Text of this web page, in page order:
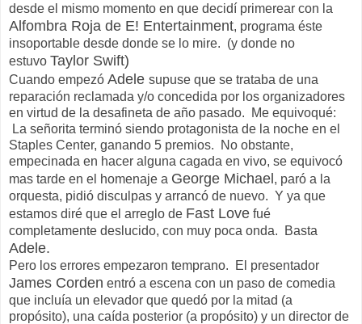
desde el mismo momento en que decidí primerear con la
Alfombra Roja de E! Entertainment, programa éste
insoportable desde donde se lo mire. (y donde no
estuvo Taylor Swift)
Cuando empezó Adele supuse que se trataba de una
reparación reclamada y/o concedida por los organizadores
en virtud de la desafineta de año pasado. Me equivoqué:
La señorita terminó siendo protagonista de la noche en el
Staples Center, ganando 5 premios. No obstante,
empecinada en hacer alguna cagada en vivo, se equivocó
mas tarde en el homenaje a George Michael, paró a la
orquesta, pidió disculpas y arrancó de nuevo. Y ya que
estamos diré que el arreglo de Fast Love fué
completamente deslucido, con muy poca onda. Basta
Adele.
Pero los errores empezaron temprano. El presentador
James Corden entró a escena con un paso de comedia
que incluía un elevador que quedó por la mitad (a
propósito), una caída posterior (a propósito) y un director de